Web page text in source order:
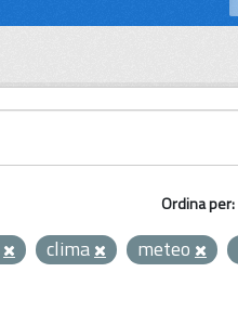
Ordina per
clima meteo